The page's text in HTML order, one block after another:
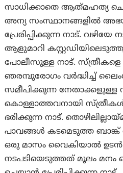
സാധിക്കാതെ ആത്‌മഹത്യ
അന്യ സംസ്ഥാനങ്ങളിൽ
പ്രേരിപ്പിക്കുന്ന നാട്.
ആളുമാറി കസ്റ്റഡിയിലെടുത്തു
പോലീസുള്ള നാട്.
ഞരമ്പുരോഗം വർദ്ധിച്ച്‌
സമീപിക്കുന്ന നേതാക്കളുള്ള
കൊള്ളാത്തവനായി സ്ത്രീകൾ
ഭരിക്കുന്ന നാട്.
പാവങ്ങൾ കടമെടുത്ത ബാങ്ക്
ഒരു മാസം വൈകിയാൽ
നടപടിയെടുത്തത് മൂലം